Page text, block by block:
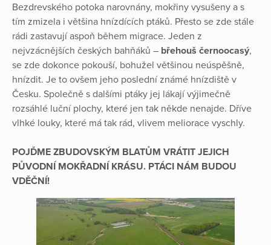
Bezdrevského potoka narovnány, mokřiny vysušeny a s
tím zmizela i většina hnízdících ptáků. Přesto se zde stále
rádi zastavují aspoň během migrace. Jeden z
nejvzácnějších českých bahňáků – břehouš černoocasý,
se zde dokonce pokouší, bohužel většinou neúspěšně,
hnízdit. Je to ovšem jeho poslední známé hnízdiště v
Česku. Společně s dalšími ptáky jej lákají výjimečně
rozsáhlé luční plochy, které jen tak někde nenajde. Dříve
vlhké louky, které má tak rád, vlivem meliorace vyschly.
POJĎME ZBUDOVSKÝM BLATŮM VRÁTIT JEJICH
PŮVODNÍ MOKŘADNÍ KRÁSU. PTÁCI NÁM BUDOU
VDĚČNÍ!